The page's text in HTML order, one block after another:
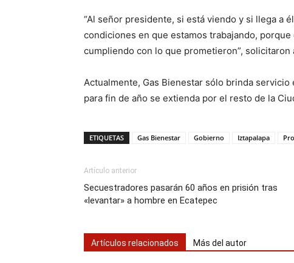
“Al señor presidente, si está viendo y si llega a
condiciones en que estamos trabajando,
cumpliendo con lo que prometieron”, solicitaron
Actualmente, Gas Bienestar sólo brinda
para fin de año se extienda por el resto de la
ETIQUETAS Gas Bienestar Gobierno Iztapalapa
Artículo anterior
Secuestradores pasarán 60 años en prisión tras
«levantar» a hombre en Ecatepec
Artículos relacionados Más del autor